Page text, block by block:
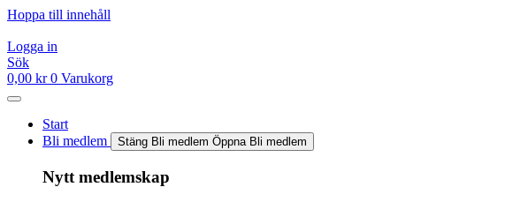
Hoppa till innehåll
Logga in
Sök
0,00 kr 0 Varukorg
Start
Bli medlem
Stäng Bli medlem Öppna Bli medlem
Nytt medlemskap